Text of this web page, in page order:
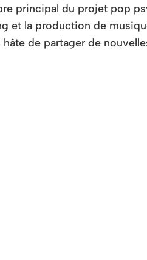
principal du projet pop
et la production de
de partager de